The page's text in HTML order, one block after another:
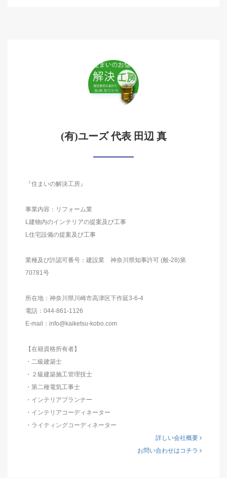
(有)ユーズ 代表 田辺 真
『住まいの解決工房』
事業内容：リフォーム業
L建物内のインテリアの提案及び工事
L住宅設備の提案及び工事
業種及び許認可番号：建設業 神奈川県知事許可 (般-28)第
70781号
所在地：神奈川県川崎市高津区下作延3-6-4
電話：044-861-1126
E-mail：info@kaiketsu-kobo.com
【在籍資格所有者】
・二級建築士
・２級建築施工管理技士
・第二種電気工事士
・インテリアプランナー
・インテリアコーディネーター
・ライティングコーディネーター
詳しい会社概要
お問い合わせはコチラ